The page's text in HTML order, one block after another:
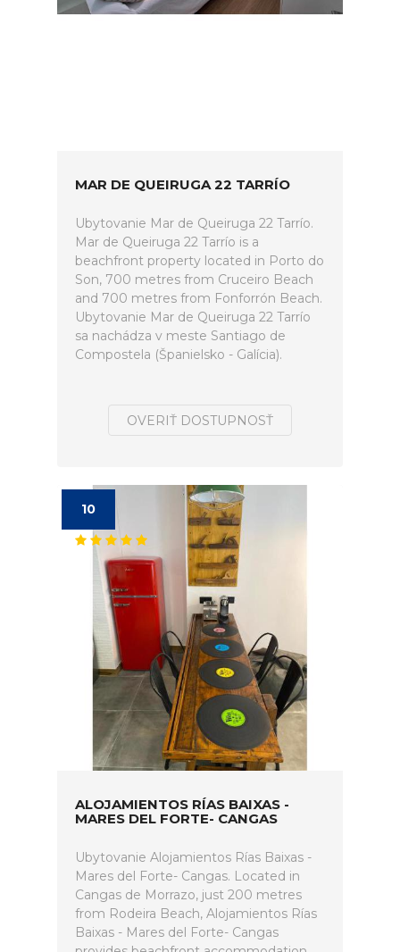
MAR DE QUEIRUGA 22 TARRÍO
Ubytovanie Mar de Queiruga 22 Tarrío.
Mar de Queiruga 22 Tarrío is a
beachfront property located in Porto do
Son, 700 metres from Cruceiro Beach
and 700 metres from Fonforrón Beach.
Ubytovanie Mar de Queiruga 22 Tarrío
sa nachádza v meste Santiago de
Compostela (Španielsko - Galícia).
OVERIŤ DOSTUPNOSŤ
10
ALOJAMIENTOS RÍAS BAIXAS -
MARES DEL FORTE- CANGAS
Ubytovanie Alojamientos Rías Baixas -
Mares del Forte- Cangas. Located in
Cangas de Morrazo, just 200 metres
from Rodeira Beach, Alojamientos Rías
Baixas - Mares del Forte- Cangas